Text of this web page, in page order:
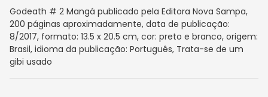
Godeath # 2 Mangá publicado pela Editora Nova Sampa,
200 páginas aproximadamente, data de publicação:
8/2017, formato: 13.5 x 20.5 cm, cor: preto e branco, origem:
Brasil, idioma da publicação: Português, Trata-se de um
gibi usado